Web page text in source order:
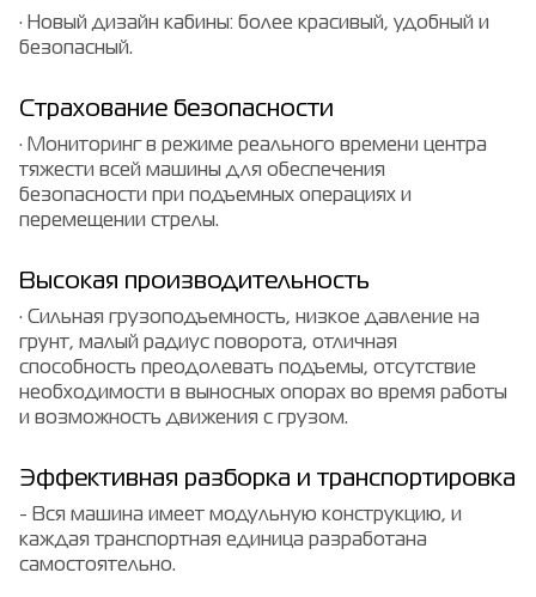
· Новый дизайн кабины: более красивый, удобный и
безопасный.
Страхование безопасности
· Мониторинг в режиме реального времени центра
тяжести всей машины для обеспечения
безопасности при подъемных операциях и
перемещении стрелы.
Высокая производительность
· Сильная грузоподъемность, низкое давление на
грунт, малый радиус поворота, отличная
способность преодолевать подъемы, отсутствие
необходимости в выносных опорах во время работы
и возможность движения с грузом.
Эффективная разборка и транспортировка
- Вся машина имеет модульную конструкцию, и
каждая транспортная единица разработана
самостоятельно.